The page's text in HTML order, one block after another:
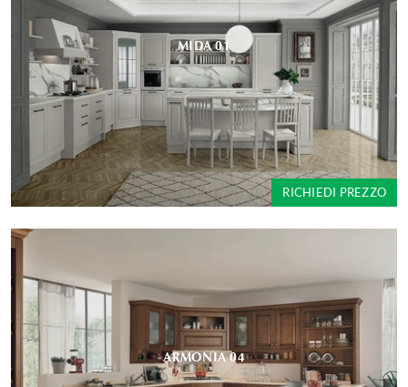
MIDA 01
RICHIEDI PREZZO
ARMONIA 04